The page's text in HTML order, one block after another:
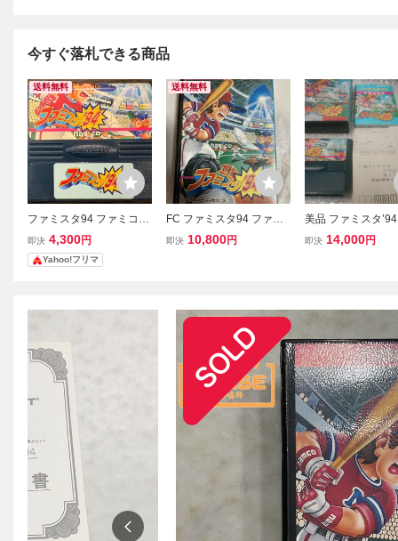
今すぐ落札できる商品
送料無料
ファミスタ94 ファミコン
ソフト NAMCOT
即決 4,300円
Yahoo!フリマ
送料無料
FC ファミスタ94 ファミ
コン ナムコ NAMCOT 箱
即決 10,800円
美品 ファミスタ
付き ハガキ 保証書
即決 14,000円